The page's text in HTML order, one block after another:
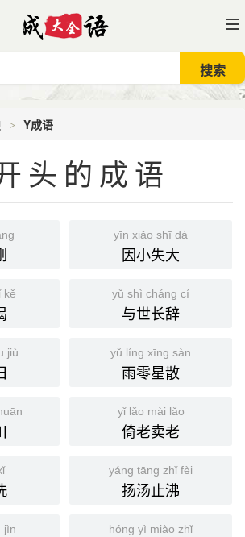
Y成语
头的成语
yīn xiǎo shī dà
因小失大
kě yǔ shì cháng cí
与世长辞
jiù yǔ líng xīng sàn
雨零星散
yǐ lǎo mài lǎo
倚老卖老
yáng tāng zhǐ fèi
扬汤止沸
jìn hóng yì miào zhǐ